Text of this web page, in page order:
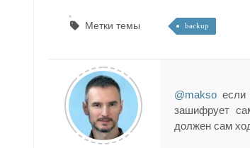
Метки темы backup
@makso если
зашифрует
должен сам